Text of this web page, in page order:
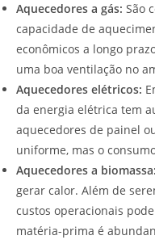
Aquecedores a gás: São
capacidade de
econômicos a longo
uma boa ventilação no
Aquecedores elétricos:
da energia elétrica tem
aquecedores de painel
uniforme, mas o
Aquecedores a biomassa:
gerar calor. Além de
custos operacionais
matéria-prima é